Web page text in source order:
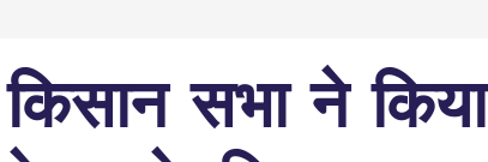
सभा ने किया